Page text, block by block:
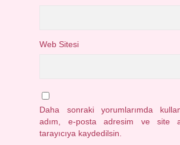
Web Sitesi
Daha sonraki yorumlarımda
adım, e-posta adresim ve site
tarayıcıya kaydedilsin.